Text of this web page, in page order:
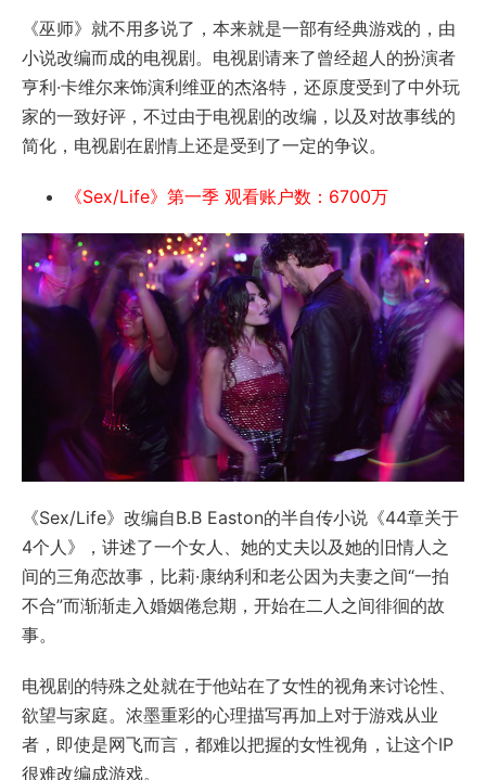
《巫师》就不用多说了，本来就是一部有经典游戏的，由
小说改编而成的电视剧。电视剧请来了曾经超人的扮演者
亨利·卡维尔来饰演利维亚的杰洛特，还原度受到了中外玩
家的一致好评，不过由于电视剧的改编，以及对故事线的
简化，电视剧在剧情上还是受到了一定的争议。
《Sex/Life》第一季 观看账户数：6700万
《Sex/Life》改编自B.B Easton的半自传小说《44章关于
4个人》，讲述了一个女人、她的丈夫以及她的旧情人之
间的三角恋故事，比莉·康纳利和老公因为夫妻之间“一拍
不合”而渐渐走入婚姻倦怠期，开始在二人之间徘徊的故
事。
电视剧的特殊之处就在于他站在了女性的视角来讨论性、
欲望与家庭。浓墨重彩的心理描写再加上对于游戏从业
者，即使是网飞而言，都难以把握的女性视角，让这个IP
很难改编成游戏。